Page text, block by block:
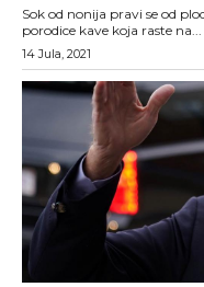
Sok od nonija pravi se od
porodice kave koja raste na...
14 Jula, 2021